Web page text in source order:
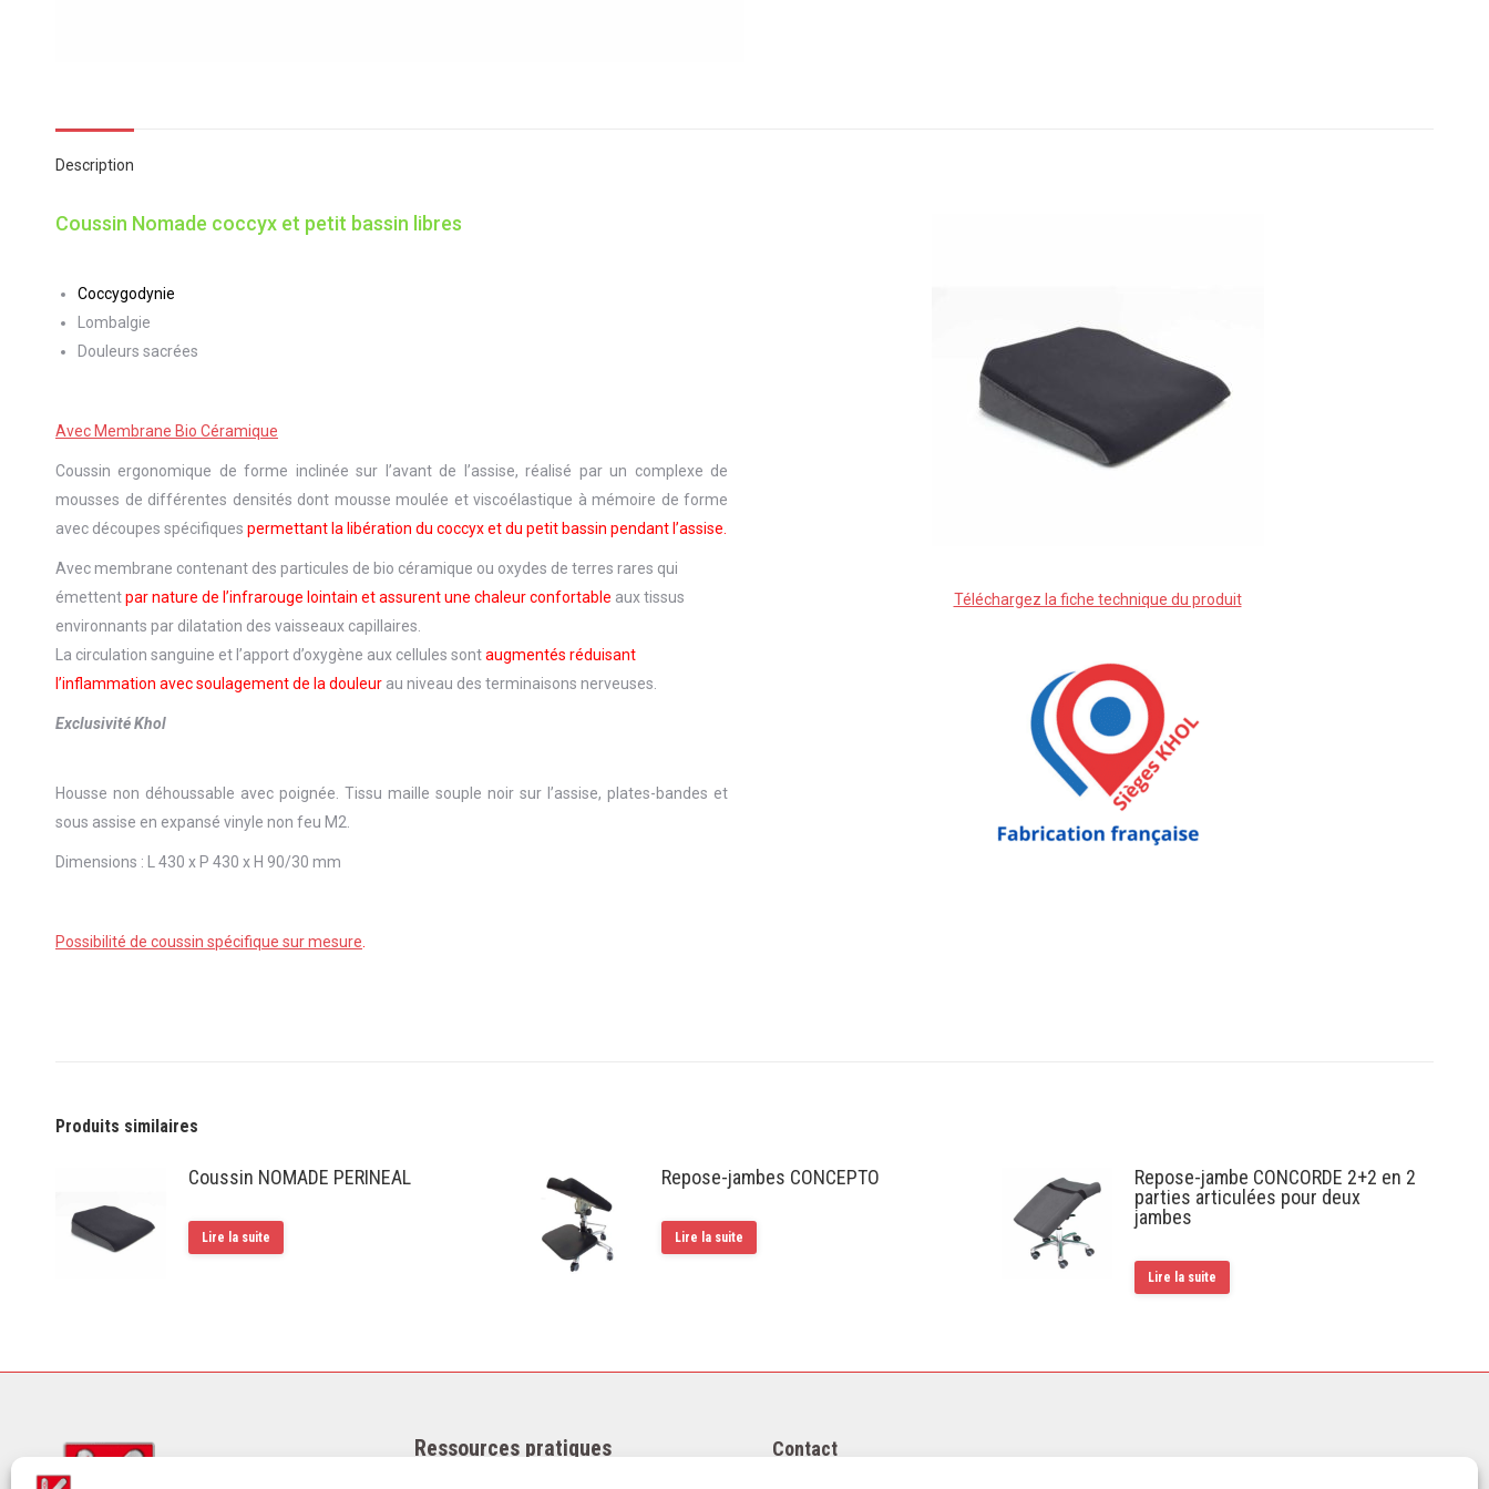
Description
Coussin Nomade coccyx et petit bassin libres
Coccygodynie
Lombalgie
Douleurs sacrées
Avec Membrane Bio Céramique
Coussin ergonomique de forme inclinée sur l’avant de l’assise, réalisé par un complexe de
mousses de différentes densités dont mousse moulée et viscoélastique à mémoire de forme
avec découpes spécifiques permettant la libération du coccyx et du petit bassin pendant l’assise.
Avec membrane contenant des particules de bio céramique ou oxydes de terres rares qui
émettentpar nature de l’infrarouge lointain et assurent une chaleur confortable aux tissus
environnants par dilatation des vaisseaux capillaires.
La circulation sanguine et l’apport d’oxygène aux cellules sontaugmentés réduisant
l’inflammation avec soulagement de la douleur au niveau des terminaisons nerveuses.
Exclusivité Khol
Housse non déhoussable avec poignée. Tissu maille souple noir sur l’assise, plates-bandes et
sous assise en expansé vinyle non feu M2.
Dimensions : L 430 x P 430 x H 90/30 mm
Possibilité de coussin spécifique sur mesure
Téléchargez la fiche technique du produit
Produits similaires
Coussin NOMADE PERINEAL
Lire la suite
Repose-jambes CONCEPTO
Lire la suite
Repose-jambe CONCORDE 2+2 en 2
parties articulées pour deux
jambes
Lire la suite
Ressources pratiques Contact